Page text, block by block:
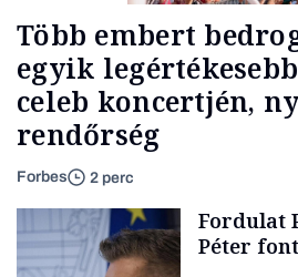
Több embert
egyik
celeb koncertjén,
rendőrség
Forbes 2 perc
Fordulat
Péter